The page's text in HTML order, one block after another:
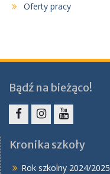
Oferty pracy
Bądź na bieżąco!
Kronika szkoły
Rok szkolny 2024/2025